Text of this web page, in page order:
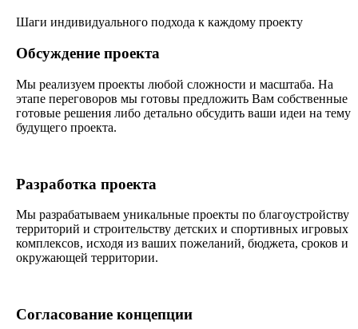
Шаги индивидуального подхода к каждому проекту
Обсуждение проекта
Мы реализуем проекты любой сложности и масштаба. На
этапе переговоров мы готовы предложить Вам собственные
готовые решения либо детально обсудить ваши идеи на тему
будущего проекта.
Разработка проекта
Мы разрабатываем уникальные проекты по благоустройству
территорий и строительству детских и спортивных игровых
комплексов, исходя из ваших пожеланий, бюджета, сроков и
окружающей территории.
Согласование концепции